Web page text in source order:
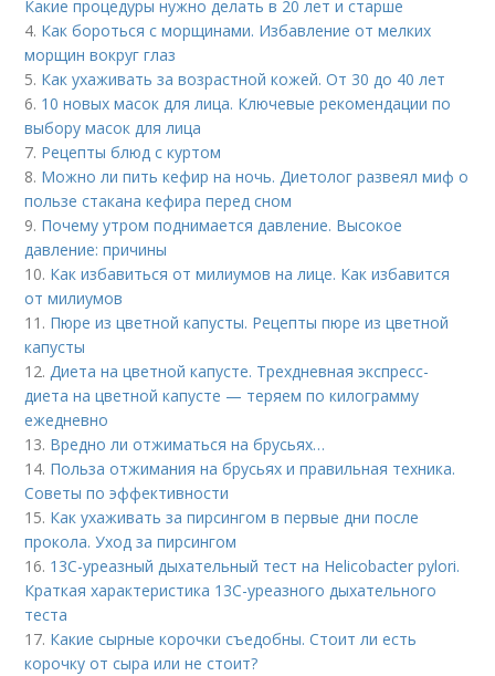
Какие процедуры нужно делать в 20 лет и старше
4. Как бороться с морщинами. Избавление от мелких
морщин вокруг глаз
5. Как ухаживать за возрастной кожей. От 30 до 40 лет
6. 10 новых масок для лица. Ключевые рекомендации по
выбору масок для лица
7. Рецепты блюд с куртом
8. Можно ли пить кефир на ночь. Диетолог развеял миф о
пользе стакана кефира перед сном
9. Почему утром поднимается давление. Высокое
давление: причины
10. Как избавиться от милиумов на лице. Как избавится
от милиумов
11. Пюре из цветной капусты. Рецепты пюре из цветной
капусты
12.Диета на цветной капусте. Трехдневная экспресс-
диета на цветной капусте — теряем по килограмму
ежедневно
13. Вредно ли отжиматься на брусьях…
14. Польза отжимания на брусьях и правильная техника.
Советы по эффективности
15. Как ухаживать за пирсингом в первые дни после
прокола. Уход за пирсингом
16. 13С-уреазный дыхательный тест на Helicobacter pylori.
Краткая характеристика 13С-уреазного дыхательного
теста
17. Какие сырные корочки съедобны. Стоит ли есть
корочку от сыра или не стоит?